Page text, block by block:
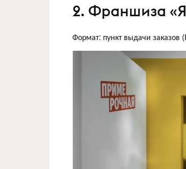
2. Франшиза
Формат: пункт выдачи заказов